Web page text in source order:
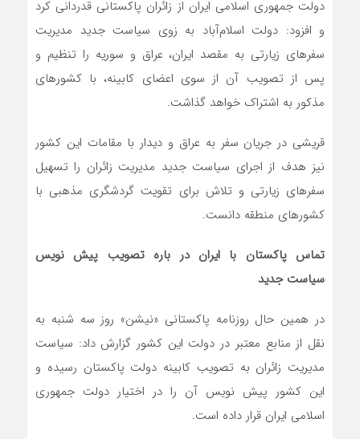
دولت جمهوری اسلامی ایران از زائران پاکستانی قدردانی کرد
و افزود: دولت اسلام‌آباد به زوی سیاست جدید مدیریت
سفرهای زیارتی به مقصد ایران، عراق و سوریه را تنظیم و
پس از تصویب آن از سوی اعضای کابینه، با کشورهای
مذکور به اشتراک خواهد گذاشت.
قریشی در جریان سفر به عراق و دیدار با مقامات این کشور
نیز هدف از اجرای سیاست جدید مدیریت زائران را تسهیل
سفرهای زیارتی و تلاش برای تقویت گردشگری مذهبی با
کشورهای منطقه دانست.
تماس پاکستان با ایران در باره تصویب پیش نویس
سیاست جدید
در همین حال روزنامه پاکستانی «نیشن» روز سه شنبه به
نقل از منابع معتبر در دولت این کشور گزارش داد: سیاست
مدیریت زائران به تصویب کابینه دولت پاکستان رسیده و
این کشور پیش نویس آن را در اختیار دولت جمهوری
اسلامی ایران قرار داده است.